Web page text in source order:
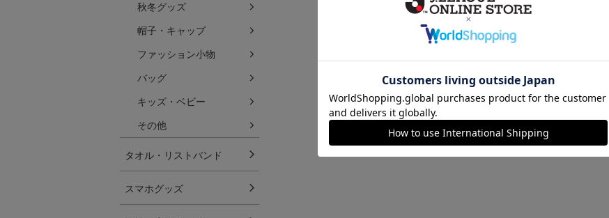
秋冬グッズ
帽子・キャップ
ファッション小物
バッグ
キッズ・ベビー
その他
タオル・リストバンド
スマホグッズ